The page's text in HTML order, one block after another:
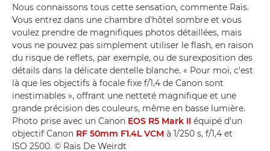
Nous connaissons tous cette sensation, commente Raïs.
Vous entrez dans une chambre d'hôtel sombre et vous
voulez prendre de magnifiques photos détaillées, mais
vous ne pouvez pas simplement utiliser le flash, en raison
du risque de reflets, par exemple, ou de surexposition des
détails dans la délicate dentelle blanche. « Pour moi, c'est
là que les objectifs à focale fixe f/1,4 de Canon sont
inestimables », offrant une netteté magnifique et une
grande précision des couleurs, même en basse lumière.
Photo prise avec un Canon EOS R5 Mark II équipé d'un
objectif Canon RF 50mm F1.4L VCM à 1/250 s, f/1,4 et
ISO 2500. © Raïs De Weirdt